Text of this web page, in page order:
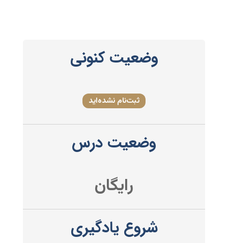
وضعیت کنونی
ثبت‌نام نشده‌اید
وضعیت درس
رایگان
شروع یادگیری